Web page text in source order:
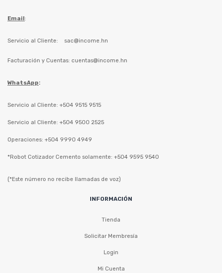
Email:
Servicio al Cliente: sac@income.hn
Facturación y Cuentas: cuentas@income.hn
WhatsApp:
Servicio al Cliente: +504 9515 9515
Servicio al Cliente: +504 9500 2525
Operaciones: +504 9990 4949
*Robot Cotizador Cemento solamente: +504 9595 9540
(*Este número no recibe llamadas de voz)
INFORMACIÓN
Tienda
Solicitar Membresía
Login
Mi Cuenta